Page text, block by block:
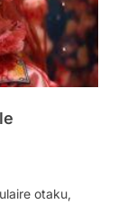
otaku,